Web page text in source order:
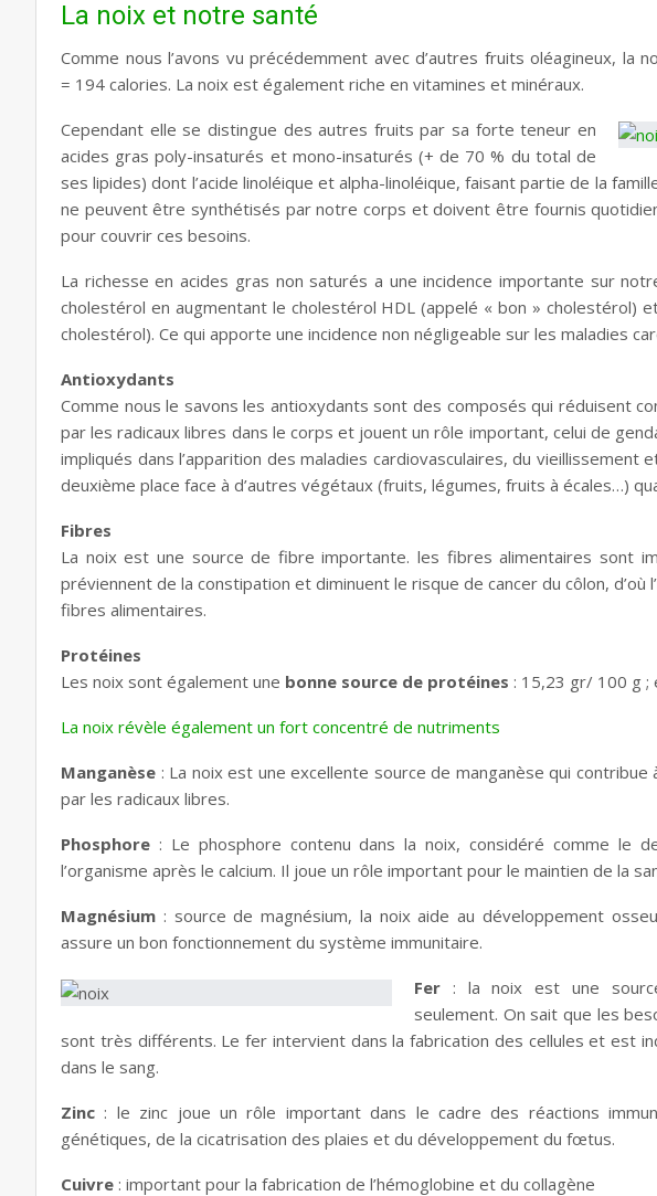
La noix et notre santé
Comme nous l’avons vu précédemment avec d’autres fruits oléagineux,
= 194 calories. La noix est également riche en vitamines et minéraux.
Cependant elle se distingue des autres fruits par sa forte teneur en
acides gras poly-insaturés et mono-insaturés (+ de 70 % du total de
ses lipides) dont l’acide linoléique et alpha-linoléique, faisant partie de la
ne peuvent être synthétisés par notre corps et doivent être fournis
pour couvrir ces besoins.
La richesse en acides gras non saturés a une incidence importante sur
cholestérol en augmentant le cholestérol HDL (appelé « bon » cholestérol)
cholestérol). Ce qui apporte une incidence non négligeable sur les maladies
Antioxydants
Comme nous le savons les antioxydants sont des composés qui réduisent
par les radicaux libres dans le corps et jouent un rôle important, celui de
impliqués dans l’apparition des maladies cardiovasculaires, du vieillissement
deuxième place face à d’autres végétaux (fruits, légumes, fruits à écales…)
Fibres
La noix est une source de fibre importante. les fibres alimentaires sont
préviennent de la constipation et diminuent le risque de cancer du côlon, d’où
fibres alimentaires.
Protéines
Les noix sont également une bonne source de protéines : 15,23 gr/ 100 g ;
La noix révèle également un fort concentré de nutriments
Manganèse : La noix est une excellente source de manganèse qui contribue
par les radicaux libres.
Phosphore : Le phosphore contenu dans la noix, considéré comme le
l’organisme après le calcium. Il joue un rôle important pour le maintien de la
Magnésium : source de magnésium, la noix aide au développement
assure un bon fonctionnement du système immunitaire.
Fer : la noix est une
seulement. On sait que les
sont très différents. Le fer intervient dans la fabrication des cellules et est
dans le sang.
Zinc : le zinc joue un rôle important dans le cadre des réactions
génétiques, de la cicatrisation des plaies et du développement du fœtus.
Cuivre : important pour la fabrication de l’hémoglobine et du collagène